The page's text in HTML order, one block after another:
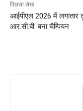
पिछला लेख
आईपीएल 2026 में लगातार
आर.सी.बी. बना चैम्पियन